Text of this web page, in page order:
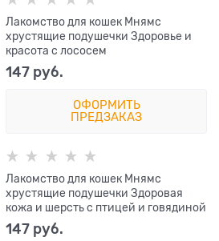
Лакомство для кошек Мнямс
хрустящие подушечки Здоровье и
красота с лососем
147 руб.
ОФОРМИТЬ
ПРЕДЗАКАЗ
Лакомство для кошек Мнямс
хрустящие подушечки Здоровая
кожа и шерсть с птицей и говядиной
147 руб.